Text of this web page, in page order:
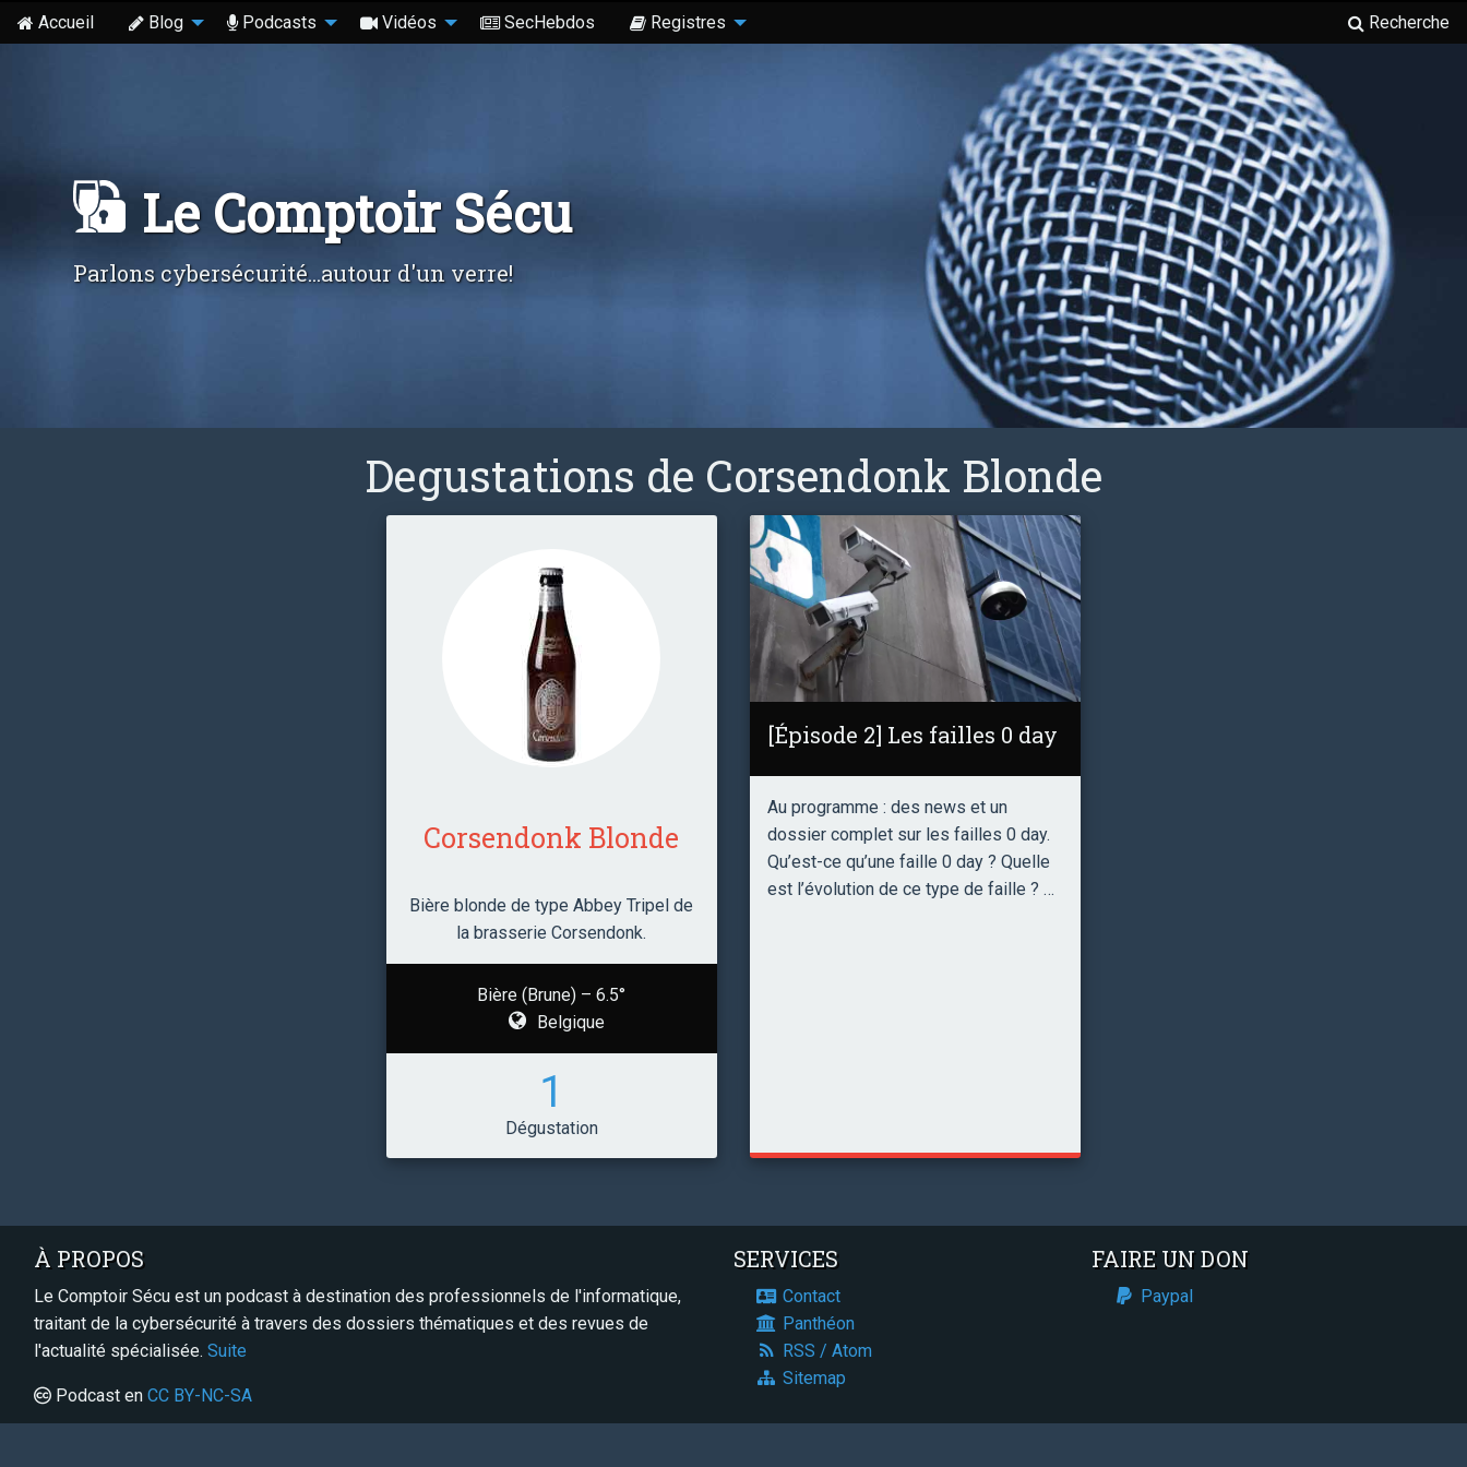
Accueil Blog Podcasts Vidéos SecHebdos Registres Recherche
Le Comptoir Sécu
Parlons cybersécurité...autour d'un verre!
Degustations de Corsendonk Blonde
Corsendonk Blonde
Bière blonde de type Abbey Tripel de
la brasserie Corsendonk.
Bière (Brune) – 6.5°
Belgique
1
Dégustation
[Épisode 2] Les failles 0 day
Au programme : des news et un
dossier complet sur les failles 0 day.
Qu’est-ce qu’une faille 0 day ? Quelle
est l’évolution de ce type de faille ? …
À PROPOS
Le Comptoir Sécu est un podcast à destination des professionnels de l'informatique,
traitant de la cybersécurité à travers des dossiers thématiques et des revues de
l'actualité spécialisée. Suite
Podcast en CC BY-NC-SA
SERVICES
Contact
Panthéon
RSS / Atom
Sitemap
FAIRE UN DON
Paypal